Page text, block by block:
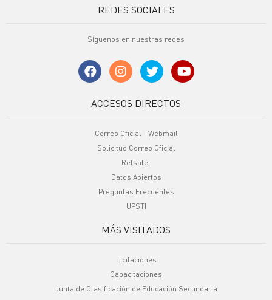
REDES SOCIALES
Síguenos en nuestras redes
ACCESOS DIRECTOS
Correo Oficial - Webmail
Solicitud Correo Oficial
Refsatel
Datos Abiertos
Preguntas Frecuentes
UPSTI
MÁS VISITADOS
Licitaciones
Capacitaciones
Junta de Clasificación de Educación Secundaria